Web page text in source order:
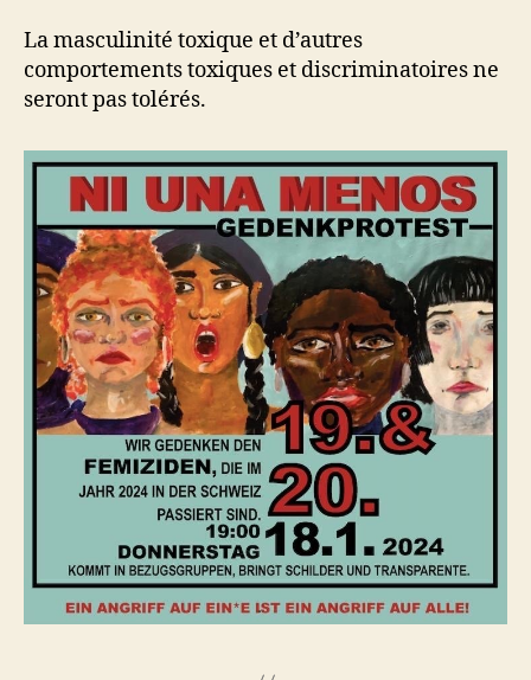
La masculinité toxique et d’autres
comportements toxiques et discriminatoires ne
seront pas tolérés.